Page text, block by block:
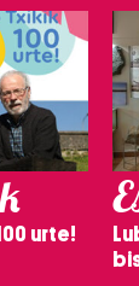
urte!